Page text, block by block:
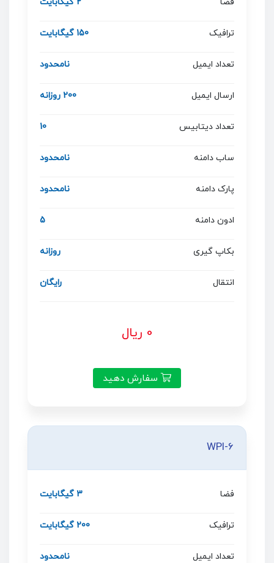
150 گیگابایت ترافیک
نامحدود تعداد ایمیل
200 روزانه ارسال ایمیل
10 تعداد دیتابیس
نامحدود ساب دامنه
نامحدود پارک دامنه
5 ادون دامنه
روزانه بکاپ گیری
رایگان انتقال
0 ریال
سفارش دهید
WPI-6
3 گیگابایت فضا
200 گیگابایت ترافیک
نامحدود تعداد ایمیل